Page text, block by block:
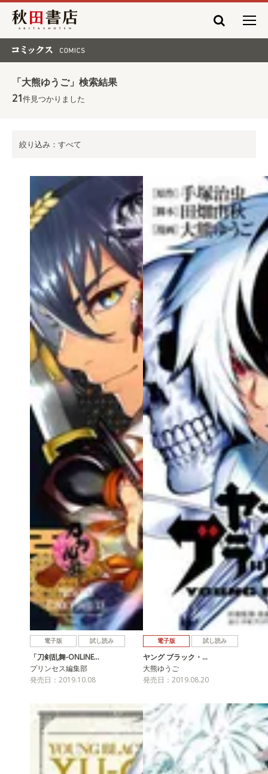
秋田書店
「大熊ゆうご」検索結果
21件見つかりました
絞り込み：すべて
電子版 試し読み
「刀剣乱舞-ONLINE…
プリンセス編集部
発売日：2019.10.08
電子版 試し読み
ヤング ブラック・…
大熊ゆうご
発売日：2019.08.20